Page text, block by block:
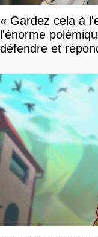
« Gardez cela à
l'énorme
défendre et